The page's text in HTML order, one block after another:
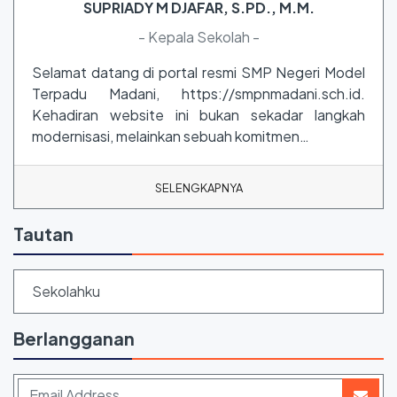
SUPRIADY M DJAFAR, S.PD., M.M.
- Kepala Sekolah -
Selamat datang di portal resmi SMP Negeri Model
Terpadu Madani, https://smpnmadani.sch.id.
Kehadiran website ini bukan sekadar langkah
modernisasi, melainkan sebuah komitmen…
SELENGKAPNYA
Tautan
Sekolahku
Berlangganan